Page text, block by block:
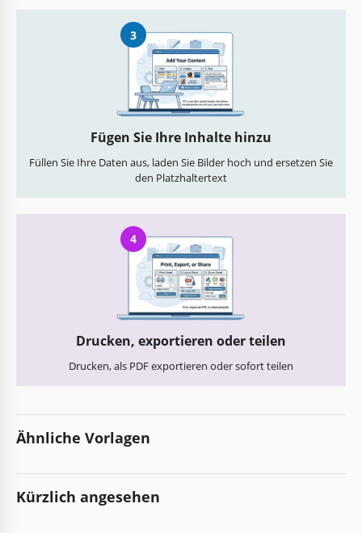
3
Fügen Sie Ihre Inhalte hinzu
Füllen Sie Ihre Daten aus, laden Sie Bilder hoch und ersetzen Sie
den Platzhaltertext
4
Drucken, exportieren oder teilen
Drucken, als PDF exportieren oder sofort teilen
Ähnliche Vorlagen
Kürzlich angesehen